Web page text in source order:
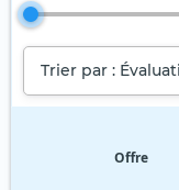
Trier par :
Offre